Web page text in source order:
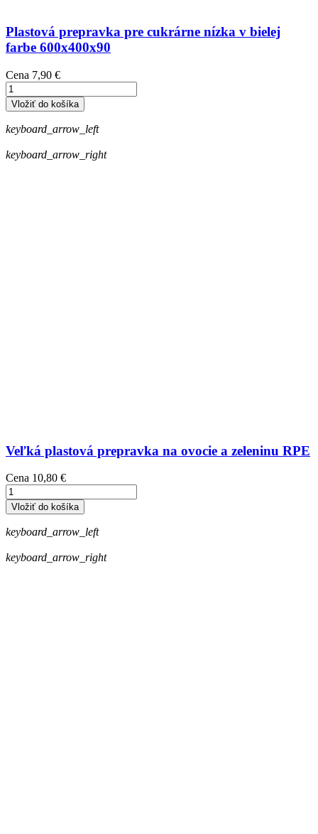
Plastová prepravka pre cukrárne nízka v bielej
farbe 600x400x90
Cena 7,90 €
Vložiť do košíka
keyboard_arrow_left
keyboard_arrow_right
Veľká plastová prepravka na ovocie a zeleninu RPE
Cena 10,80 €
Vložiť do košíka
keyboard_arrow_left
keyboard_arrow_right